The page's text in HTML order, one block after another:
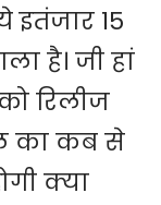
इतंजार 15
है। जी हां
रिलीज
का कब से
क्या